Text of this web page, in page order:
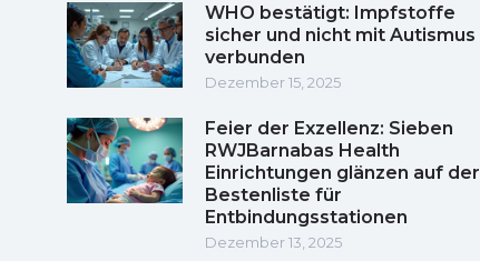
WHO bestätigt: Impfstoffe
sicher und nicht mit Autismus
verbunden
Dezember 15, 2025
Feier der Exzellenz: Sieben
RWJBarnabas Health
Einrichtungen glänzen auf der
Bestenliste für
Entbindungsstationen
Dezember 13, 2025